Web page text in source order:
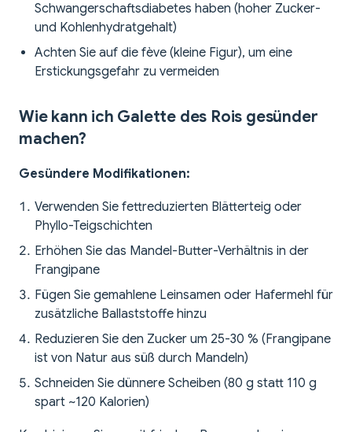
Schwangerschaftsdiabetes haben (hoher Zucker-
und Kohlenhydratgehalt)
Achten Sie auf die fève (kleine Figur), um eine
Erstickungsgefahr zu vermeiden
Wie kann ich Galette des Rois gesünder
machen?
Gesündere Modifikationen:
Verwenden Sie fettreduzierten Blätterteig oder
Phyllo-Teigschichten
Erhöhen Sie das Mandel-Butter-Verhältnis in der
Frangipane
Fügen Sie gemahlene Leinsamen oder Hafermehl für
zusätzliche Ballaststoffe hinzu
Reduzieren Sie den Zucker um 25-30 % (Frangipane
ist von Natur aus süß durch Mandeln)
Schneiden Sie dünnere Scheiben (80 g statt 110 g
spart ~120 Kalorien)